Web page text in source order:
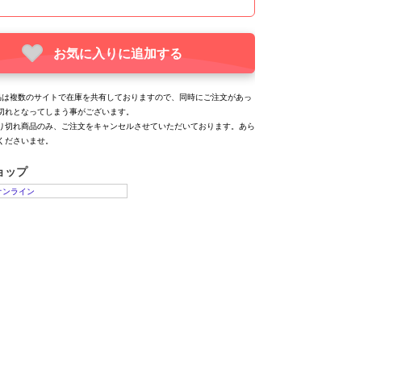
お気に入りに追加する
複数のサイトで在庫を共有しておりますので、同時にご注文があっ
れとなってしまう事がございます。
切れ商品のみ、ご注文をキャンセルさせていただいております。あら
さいませ。
ップ